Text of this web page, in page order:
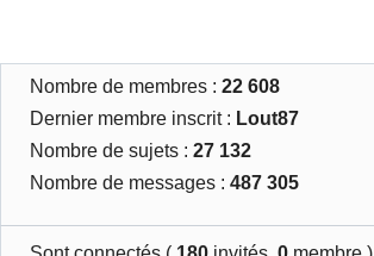
Nombre de membres :22 608
Dernier membre inscrit : Lout87
Nombre de sujets :27 132
Nombre de messages :487 305